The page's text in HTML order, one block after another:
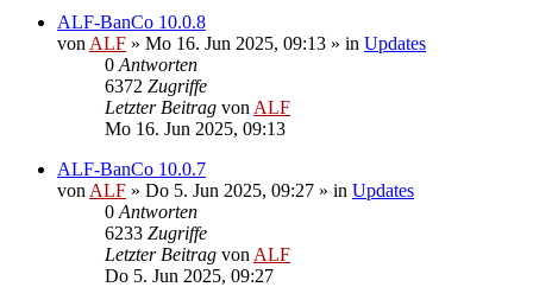
ALF-BanCo 10.0.8
von ALF » Mo 16. Jun 2025, 09:13 » in Updates
0 Antworten
6372 Zugriffe
Letzter Beitrag von ALF
Mo 16. Jun 2025, 09:13
ALF-BanCo 10.0.7
von ALF » Do 5. Jun 2025, 09:27 » in Updates
0 Antworten
6233 Zugriffe
Letzter Beitrag von ALF
Do 5. Jun 2025, 09:27